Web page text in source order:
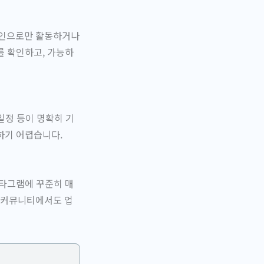
으로만 활동하거나
확인하고, 가능하
정 등이 명확히 기
기 어렵습니다.
그램에 꾸준히 매
뮤니티에서도 업